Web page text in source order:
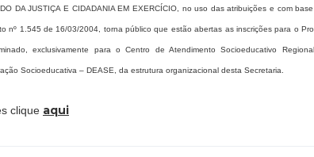
DA JUSTIÇA E CIDADANIA EM EXERCÍCIO, no uso das atribuições e com
nº 1.545 de 16/03/2004, torna público que estão abertas as inscrições para o
exclusivamente para o Centro de Atendimento Socioeducativo
Socioeducativa – DEASE, da estrutura organizacional desta Secretaria.
clique aqui